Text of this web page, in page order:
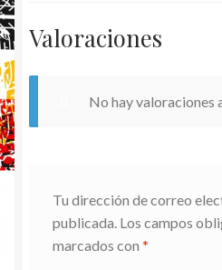
Valoraciones
No hay valoraciones
Tu dirección de correo
publicada. Los campos
marcados con *